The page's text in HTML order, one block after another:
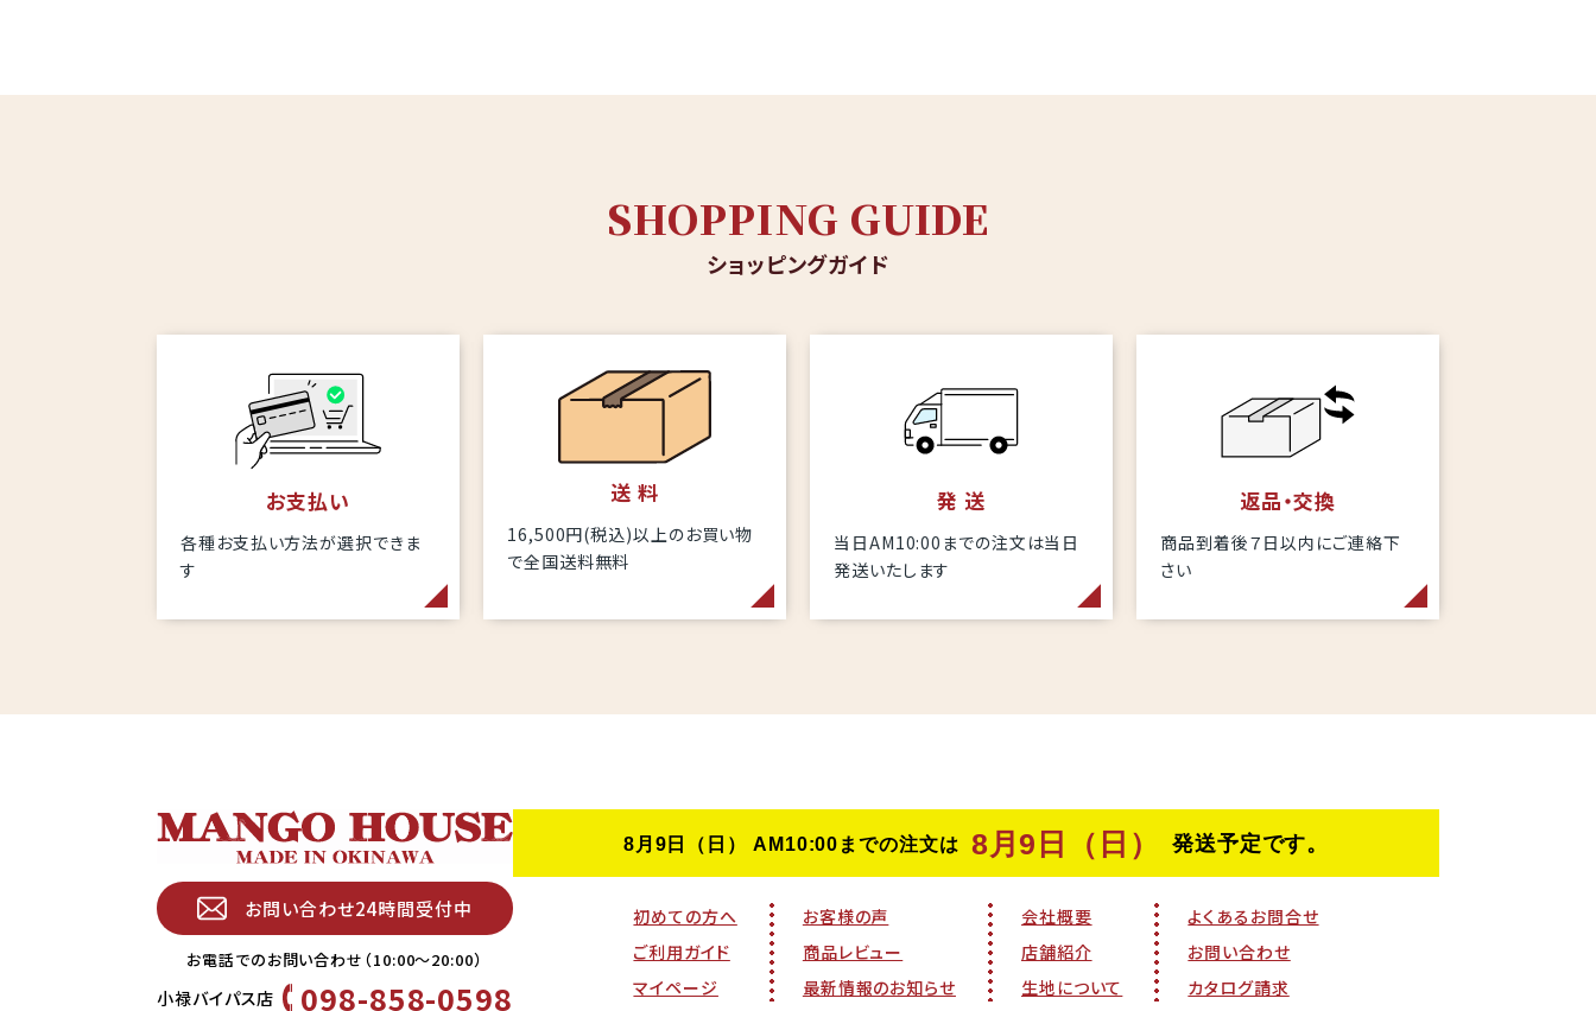
SHOPPING GUIDE
ショッピングガイド
お支払い
各種お支払い方法が選択できま
す
送 料
16,500円(税込)以上のお買い物
で全国送料無料
発 送
当日AM10:00までの注文は当日
発送いたします
返品・交換
商品到着後７日以内にご連絡下
さい
お問い合わせ24時間受付中
お電話でのお問い合わせ（10:00〜20:00）
小禄バイパス店 098-858-0598
初めての方へ
ご利用ガイド
マイページ
お客様の声
商品レビュー
最新情報のお知らせ
会社概要
店舗紹介
生地について
よくあるお問合せ
お問い合わせ
カタログ請求